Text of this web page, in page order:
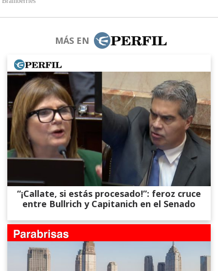
MÁS EN
“¡Callate, si estás procesado!”: feroz cruce
entre Bullrich y Capitanich en el Senado